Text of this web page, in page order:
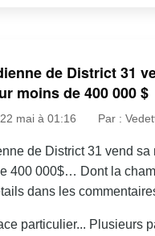
de District 31
moins de 400 000 $
mai à 01:16 Par :
de District 31 vend sa
400 000$… Dont la
dans les
particulier... Plusieurs